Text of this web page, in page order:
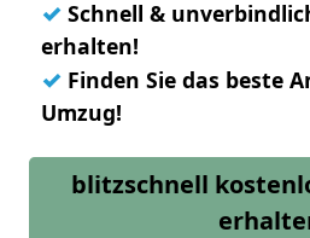
✓ Schnell &
erhalten!
✓ Finden Sie das beste
Umzug!
blitzschnell